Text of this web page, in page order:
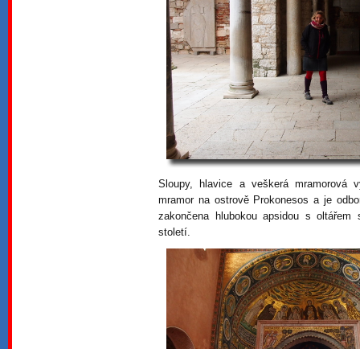
Sloupy, hlavice a veškerá mramorová
mramor na ostrově Prokonesos a je
zakončena hlubokou apsidou s
století.